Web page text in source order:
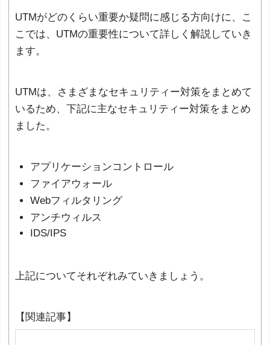
UTMがどのくらい重要か疑問に感じる方向けに、こ
こでは、UTMの重要性について詳しく解説していき
ます。
UTMは、さまざまなセキュリティー対策をまとめて
いるため、下記に主なセキュリティー対策をまとめ
ました。
アプリケーションコントロール
ファイアウォール
Webフィルタリング
アンチウィルス
IDS/IPS
上記についてそれぞれみていきましょう。
【関連記事】